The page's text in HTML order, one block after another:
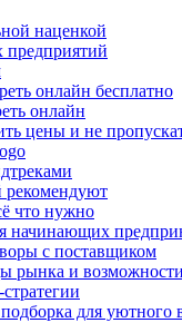
наценкой
онлайн бесплатно
онлайн
цены и не
рекомендуют
что нужно
начинающих
с поставщиком
рынка и возможности
для уютного